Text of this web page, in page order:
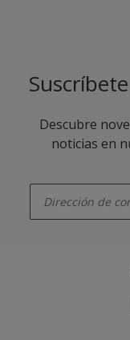
Descubre
noticias en